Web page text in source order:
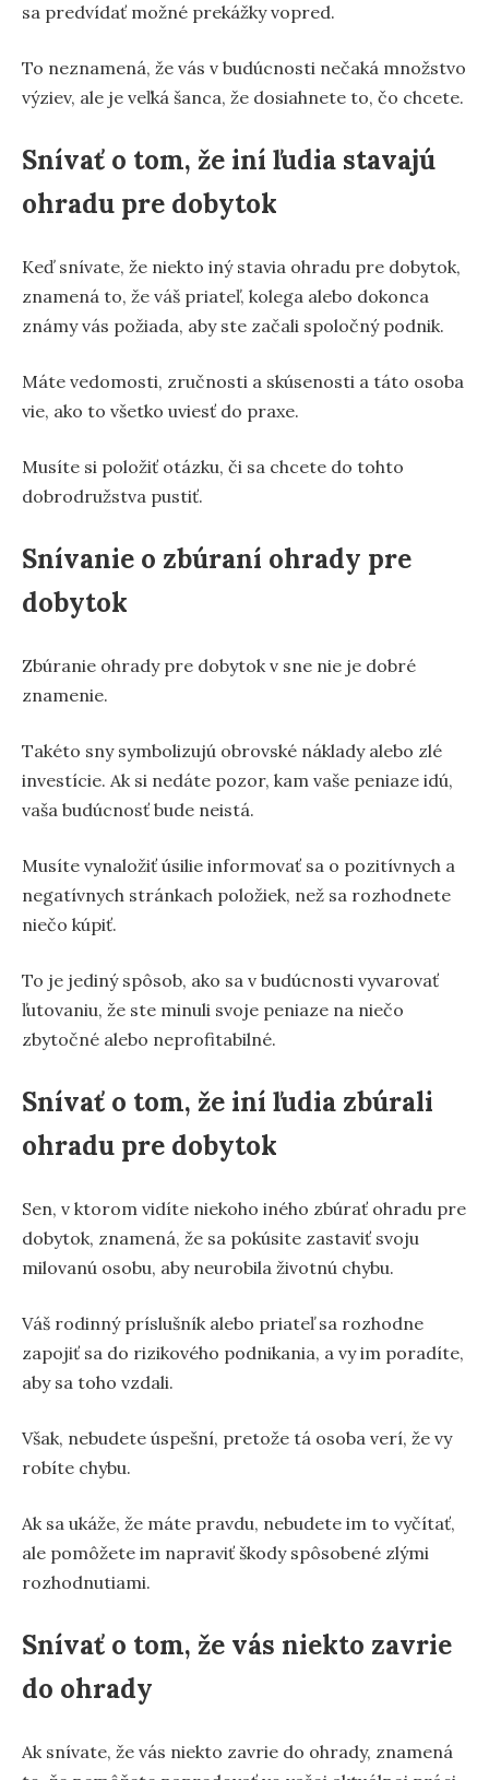
sa predvídať možné prekážky vopred.
To neznamená, že vás v budúcnosti nečaká množstvo
výziev, ale je veľká šanca, že dosiahnete to, čo chcete.
Snívať o tom, že iní ľudia stavajú
ohradu pre dobytok
Keď snívate, že niekto iný stavia ohradu pre dobytok,
znamená to, že váš priateľ, kolega alebo dokonca
známy vás požiada, aby ste začali spoločný podnik.
Máte vedomosti, zručnosti a skúsenosti a táto osoba
vie, ako to všetko uviesť do praxe.
Musíte si položiť otázku, či sa chcete do tohto
dobrodružstva pustiť.
Snívanie o zbúraní ohrady pre
dobytok
Zbúranie ohrady pre dobytok v sne nie je dobré
znamenie.
Takéto sny symbolizujú obrovské náklady alebo zlé
investície. Ak si nedáte pozor, kam vaše peniaze idú,
vaša budúcnosť bude neistá.
Musíte vynaložiť úsilie informovať sa o pozitívnych a
negatívnych stránkach položiek, než sa rozhodnete
niečo kúpiť.
To je jediný spôsob, ako sa v budúcnosti vyvarovať
ľutovaniu, že ste minuli svoje peniaze na niečo
zbytočné alebo neprofitabilné.
Snívať o tom, že iní ľudia zbúrali
ohradu pre dobytok
Sen, v ktorom vidíte niekoho iného zbúrať ohradu pre
dobytok, znamená, že sa pokúsite zastaviť svoju
milovanú osobu, aby neurobila životnú chybu.
Váš rodinný príslušník alebo priateľ sa rozhodne
zapojiť sa do rizikového podnikania, a vy im poradíte,
aby sa toho vzdali.
Však, nebudete úspešní, pretože tá osoba verí, že vy
robíte chybu.
Ak sa ukáže, že máte pravdu, nebudete im to vyčítať,
ale pomôžete im napraviť škody spôsobené zlými
rozhodnutiami.
Snívať o tom, že vás niekto zavrie
do ohrady
Ak snívate, že vás niekto zavrie do ohrady, znamená